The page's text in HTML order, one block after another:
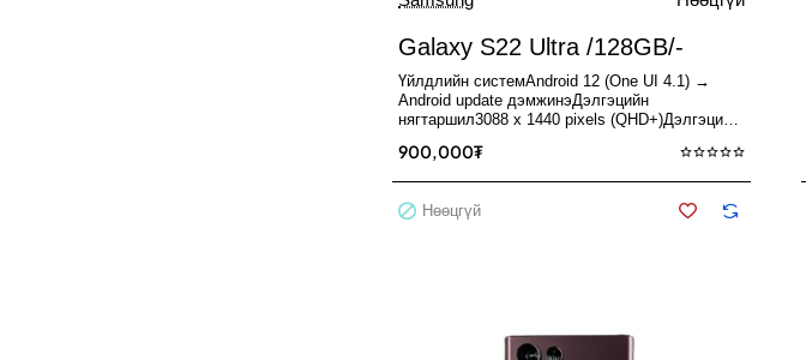
Зарагдсан
Нөөцгүй
Galaxy S22 Ultra /128GB/-
Үйлдлийн системAndroid 12 (One UI 4.1) →
Android update дэмжинэДэлгэцийн
нягтаршил3088 x 1440 pixels (QHD+)Дэлгэцийн
900,000₮
Нөөцгүй